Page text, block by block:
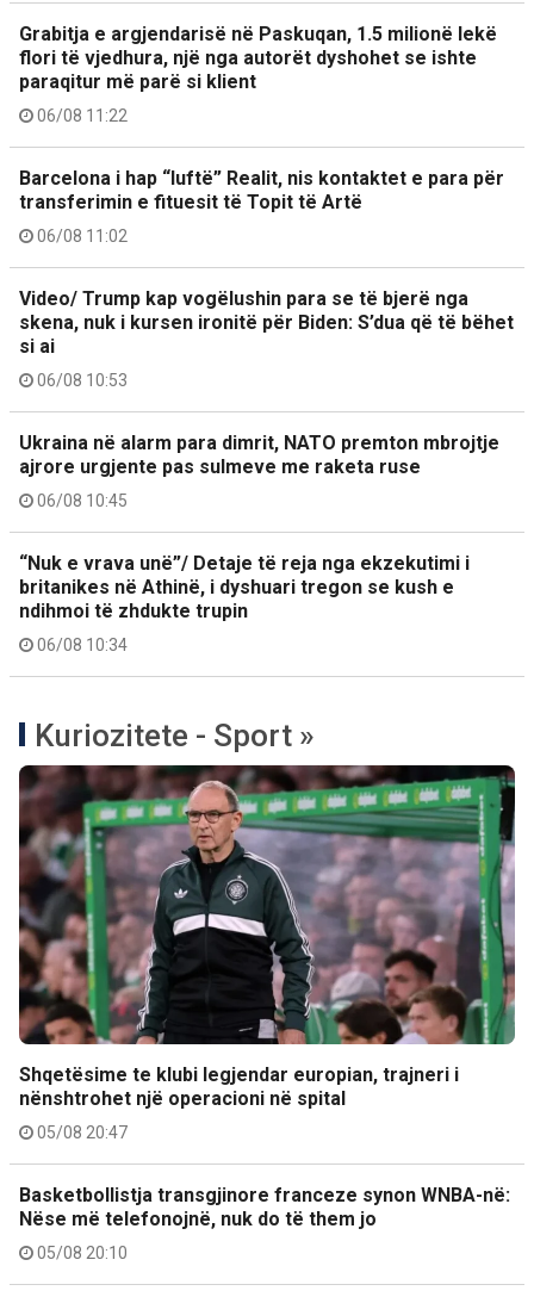
Grabitja e argjendarisë në Paskuqan, 1.5 milionë lekë
flori të vjedhura, një nga autorët dyshohet se ishte
paraqitur më parë si klient
06/08 11:22
Barcelona i hap “luftë” Realit, nis kontaktet e para për
transferimin e fituesit të Topit të Artë
06/08 11:02
Video/ Trump kap vogëlushin para se të bjerë nga
skena, nuk i kursen ironitë për Biden: S’dua që të bëhet
si ai
06/08 10:53
Ukraina në alarm para dimrit, NATO premton mbrojtje
ajrore urgjente pas sulmeve me raketa ruse
06/08 10:45
“Nuk e vrava unë”/ Detaje të reja nga ekzekutimi i
britanikes në Athinë, i dyshuari tregon se kush e
ndihmoi të zhdukte trupin
06/08 10:34
Kuriozitete - Sport »
Shqetësime te klubi legjendar europian, trajneri i
nënshtrohet një operacioni në spital
05/08 20:47
Basketbollistja transgjinore franceze synon WNBA-në:
Nëse më telefonojnë, nuk do të them jo
05/08 20:10